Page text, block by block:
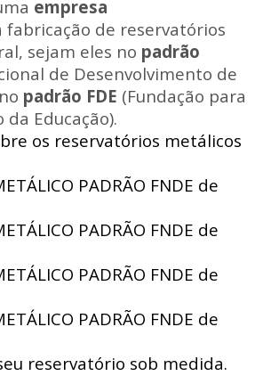
empresa
fabricação de reservatórios
sejam eles no padrão
de Desenvolvimento de
padrão FDE (Fundação para
Educação).
os reservatórios metálicos
PADRÃO FNDE de
PADRÃO FNDE de
PADRÃO FNDE de
PADRÃO FNDE de
reservatório sob medida.